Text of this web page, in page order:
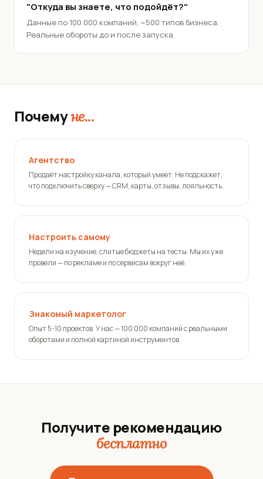
"Откуда вы знаете, что подойдёт?"
Данные по 100 000 компаний, ~500 типов бизнеса.
Реальные обороты до и после запуска.
Почемуне...
Агентство
Продаёт настройку канала, который умеет. Не подскажет,
что подключить сверху — CRM, карты, отзывы, лояльность.
Настроить самому
Недели на изучение, слитые бюджеты на тесты. Мы их уже
провели — по рекламе и по сервисам вокруг неё.
Знакомый маркетолог
Опыт 5-10 проектов. У нас — 100 000 компаний с реальными
оборотами и полной картиной инструментов.
Получите рекомендацию
бесплатно